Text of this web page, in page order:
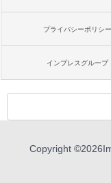
プライバシーポリシー
インプレスグループ
Copyright ©2026